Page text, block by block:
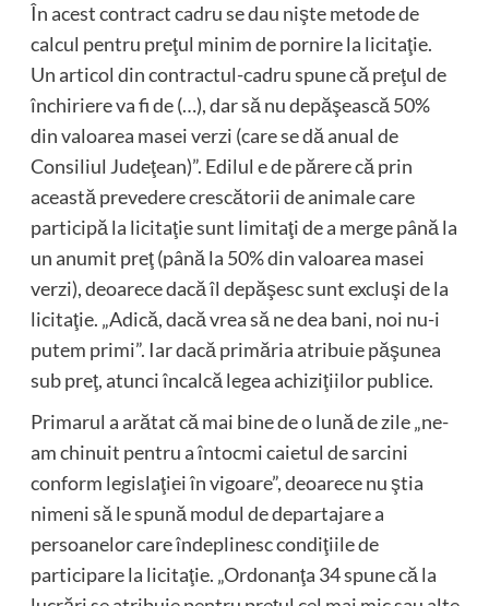
În acest contract cadru se dau nişte metode de
calcul pentru preţul minim de pornire la licitaţie.
Un articol din contractul-cadru spune că preţul de
închiriere va fi de (…), dar să nu depăşească 50%
din valoarea masei verzi (care se dă anual de
Consiliul Judeţean)”. Edilul e de părere că prin
această prevedere crescătorii de animale care
participă la licitaţie sunt limitaţi de a merge până la
un anumit preţ (până la 50% din valoarea masei
verzi), deoarece dacă îl depăşesc sunt excluşi de la
licitaţie. „Adică, dacă vrea să ne dea bani, noi nu-i
putem primi”. Iar dacă primăria atribuie păşunea
sub preţ, atunci încalcă legea achiziţiilor publice.
Primarul a arătat că mai bine de o lună de zile „ne-
am chinuit pentru a întocmi caietul de sarcini
conform legislaţiei în vigoare”, deoarece nu ştia
nimeni să le spună modul de departajare a
persoanelor care îndeplinesc condiţiile de
participare la licitaţie. „Ordonanţa 34 spune că la